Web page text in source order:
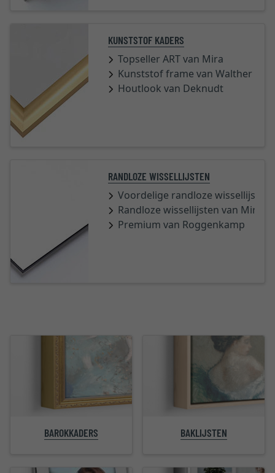
KUNSTSTOF KADERS
Topseller ART van Mira
Kunststof frame van Walther
Houtlook van Deknudt
RANDLOZE WISSELLIJSTEN
Voordelige randloze wissellijsten
Randloze wissellijsten van Mira
Premium van Roggenkamp
BAROKKADERS BAKLIJSTEN